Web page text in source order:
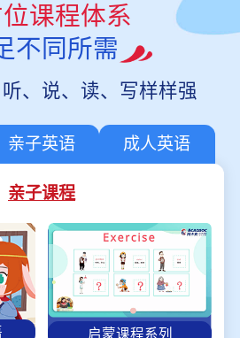
课程体系
不同所需
、说、读、写样样强
亲子英语 成人英语
亲子课程
启蒙课程系列